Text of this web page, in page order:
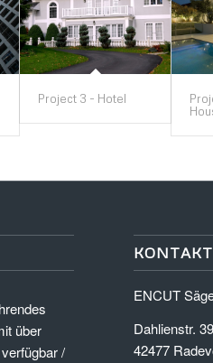
Project 3 - Hotel
über
/
KONTAKT
ENCUT
Dahlienstr.
42477